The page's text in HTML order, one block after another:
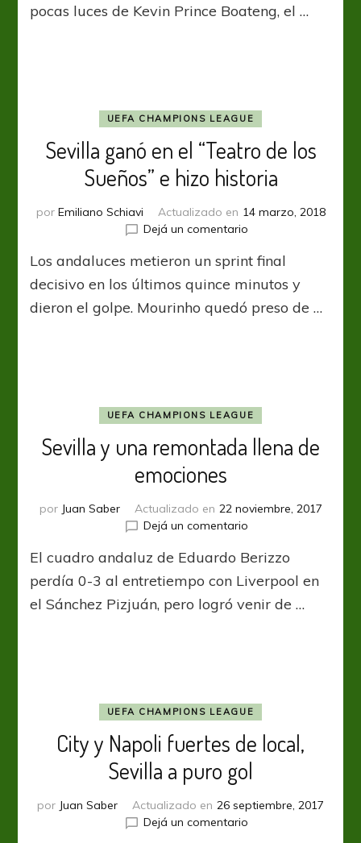
se
Messi
pocas luces de Kevin Prince Boateng, el …
UEFA CHAMPIONS LEAGUE
Sevilla ganó en el “Teatro de los
Sueños” e hizo historia
por Emiliano Schiavi Actualizado en 14 marzo, 2018
Dejá un comentarioen
ganó
en
“Teatro
historia
Los andaluces metieron un sprint final
decisivo en los últimos quince minutos y
dieron el golpe. Mourinho quedó preso de …
UEFA CHAMPIONS LEAGUE
Sevilla y una remontada llena de
emociones
por Juan Saber Actualizado en 22 noviembre, 2017
Dejá un comentarioen
y
una
remontada
llena
El cuadro andaluz de Eduardo Berizzo
perdía 0-3 al entretiempo con Liverpool en
el Sánchez Pizjuán, pero logró venir de …
UEFA CHAMPIONS LEAGUE
City y Napoli fuertes de local,
Sevilla a puro gol
por Juan Saber Actualizado en 26 septiembre, 2017
Dejá un comentarioen